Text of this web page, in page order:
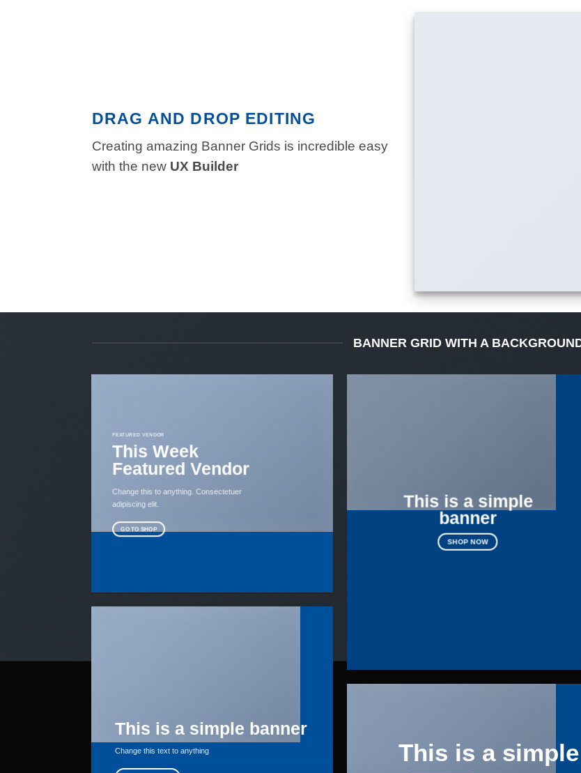
DRAG AND DROP EDITING
Creating amazing Banner Grids is incredible easy
with the new UX Builder
BANNER GRID WITH A
FEATURED VENDOR
This Week
Featured Vendor
Change this to anything. Consectetuer
adipiscing elit.
GO TO SHOP
This is a simple
banner
SHOP NOW
This is a simple banner
Change this text to anything This is a